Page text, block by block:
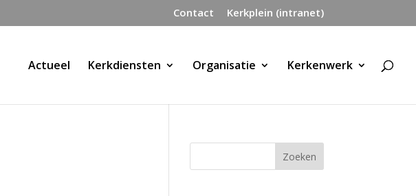
Contact Kerkplein (intranet)
Actueel Kerkdiensten Organisatie Kerkenwerk